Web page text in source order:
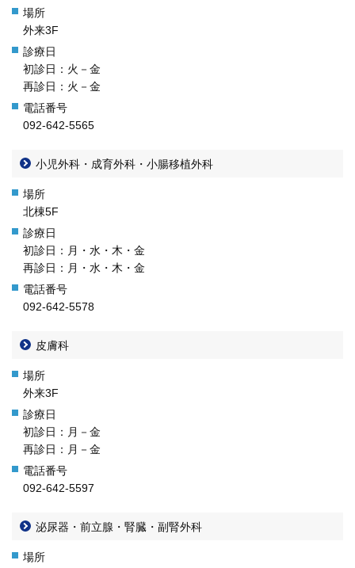
外来3F
初診日：火－金
再診日：火－金
092-642-5565
小児外科・成育外科・小腸移植外科
北棟5F
初診日：月・水・木・金
再診日：月・水・木・金
092-642-5578
皮膚科
外来3F
初診日：月－金
再診日：月－金
092-642-5597
泌尿器・前立腺・腎臓・副腎外科